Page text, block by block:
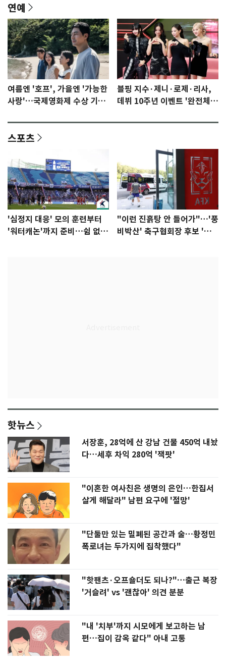
연예
여름엔 '호프', 가을엔 '가능한
사랑'…국제영화제 수상 기대
블핑 지수·제니·로제·리사,
데뷔 10주년 이벤트 '완전체'
스포츠
'심정지 대응' 모의 훈련부터
'워터캐논'까지 준비…쉼 없는
"이런 진흙탕 안 들어가"…'풍
비박산' 축구협회장 후보 '실
핫뉴스
서장훈, 28억에 산 강남 건물 450억 내놨
다…세후 차익 280억 '잭팟'
"이혼한 여사친은 생명의 은인…한집서
살게 해달라" 남편 요구에 '절망'
"단둘만 있는 밀폐된 공간과 술…황정민
폭로녀는 두가지에 집착했다"
"핫팬츠·오프숄더도 되나?"…출근 복장
'거슬려' vs '괜찮아' 의견 분분
"내 '치부'까지 시모에게 보고하는 남
편…집이 감옥 같다" 아내 고통